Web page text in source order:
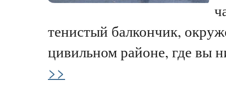
тенистый балкончик,
цивильном районе, где вы
>>